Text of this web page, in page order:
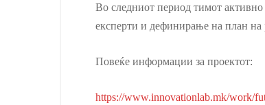
Во следниот период тимот
експерти и дефинирање на план на
Повеќе информации за проектот:
https://www.innovationlab.mk/work/